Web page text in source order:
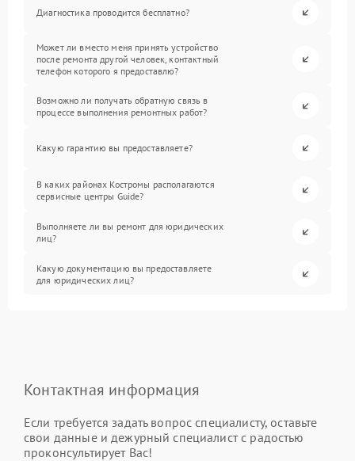
Диагностика проводится бесплатно?
Может ли вместо меня принять устройство
после ремонта другой человек, контактный
телефон которого я предоставлю?
Возможно ли получать обратную связь в
процессе выполнения ремонтных работ?
Какую гарантию вы предоставляете?
В каких районах Костромы располагаются
сервисные центры Guide?
Выполняете ли вы ремонт для юридических
лиц?
Какую документацию вы предоставляете
для юридических лиц?
Контактная информация
Если требуется задать вопрос специалисту, оставьте
свои данные и дежурный специалист с радостью
проконсультирует Вас!